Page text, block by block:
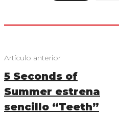
Artículo anterior
5 Seconds of
Summer estrena
sencillo “Teeth”